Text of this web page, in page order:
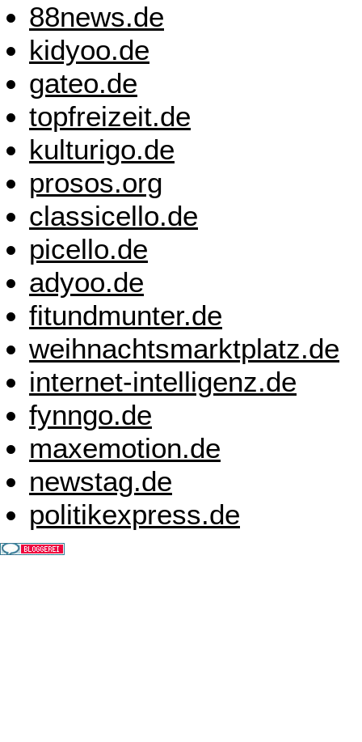
88news.de
kidyoo.de
gateo.de
topfreizeit.de
kulturigo.de
prosos.org
classicello.de
picello.de
adyoo.de
fitundmunter.de
weihnachtsmarktplatz.de
internet-intelligenz.de
fynngo.de
maxemotion.de
newstag.de
politikexpress.de